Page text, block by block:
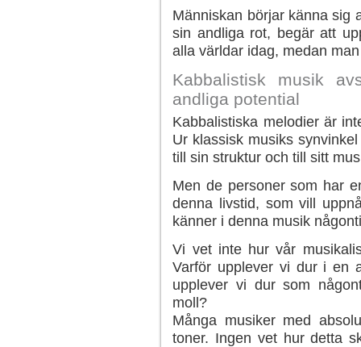
Människan börjar känna sig
sin andliga rot, begär att
alla världar idag, medan
Kabbalistisk musik
andliga potential
Kabbalistiska melodier är
Ur klassisk musiks
till sin struktur och till sitt
Men de personer som har
denna livstid, som vill
känner i denna musik
Vi vet inte hur vår
Varför upplever vi dur i en
upplever vi dur som
moll?
Många musiker med
toner. Ingen vet hur detta